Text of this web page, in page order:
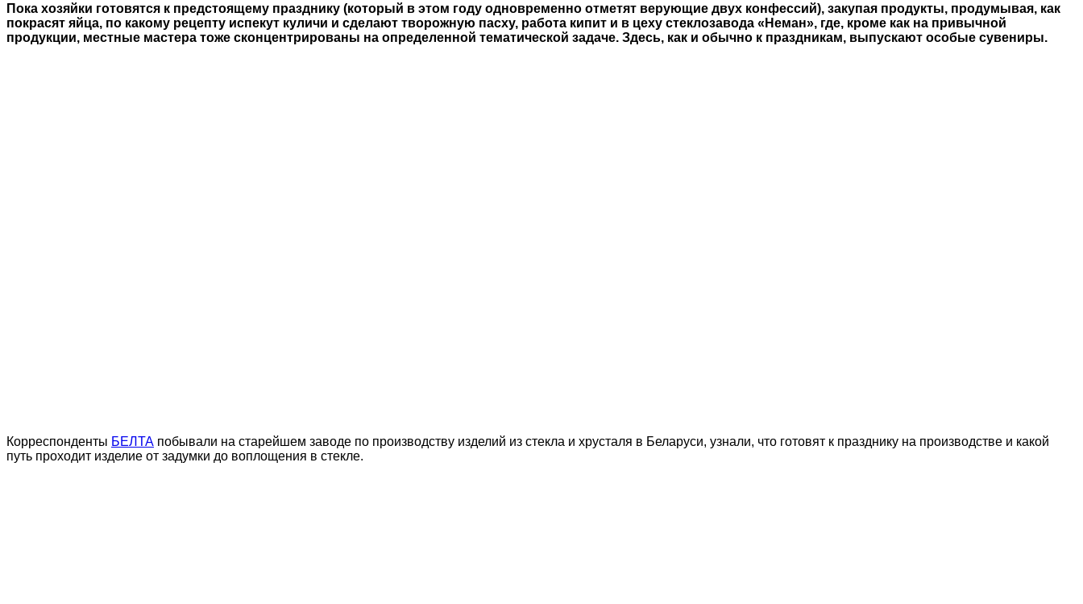
Пока хозяйки готовятся к предстоящему празднику (который в этом году одновременно отметят верующие двух конфессий), закупая продукты, продумывая, как
покрасят яйца, по какому рецепту испекут куличи и сделают творожную пасху, работа кипит и в цеху стеклозавода «Неман», где, кроме как на привычной
продукции, местные мастера тоже сконцентрированы на определенной тематической задаче. Здесь, как и обычно к праздникам, выпускают особые сувениры.
Корреспонденты БЕЛТА побывали на старейшем заводе по производству изделий из стекла и хрусталя в Беларуси, узнали, что готовят к празднику на производстве и какой
путь проходит изделие от задумки до воплощения в стекле.